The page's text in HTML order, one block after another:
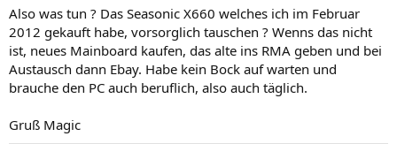
Also was tun ? Das Seasonic X660 welches ich im Februar
2012 gekauft habe, vorsorglich tauschen ? Wenns das nicht
ist, neues Mainboard kaufen, das alte ins RMA geben und bei
Austausch dann Ebay. Habe kein Bock auf warten und
brauche den PC auch beruflich, also auch täglich.
Gruß Magic